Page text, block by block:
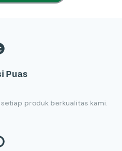
Puas
produk berkualitas kami.